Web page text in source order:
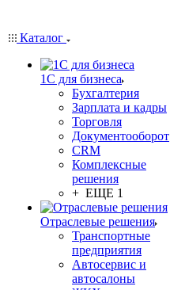
Каталог
1С для бизнеса
Бухгалтерия
Зарплата и кадры
Торговля
Документооборот
CRM
Комплексные
решения
+ ЕЩЕ 1
Отраслевые решения
Транспортные
предприятия
Автосервис и
автосалоны